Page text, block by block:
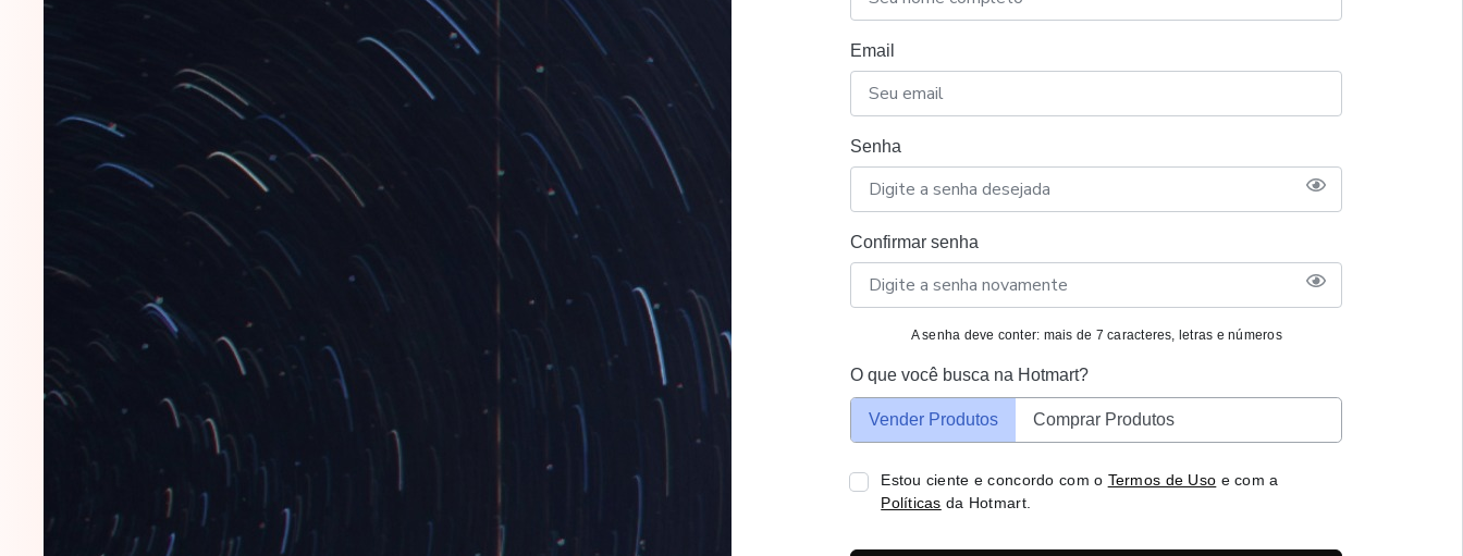
Email
Senha
Confirmar senha
A senha deve conter: mais de 7 caracteres, letras e números
O que você busca na Hotmart?
Vender Produtos Comprar Produtos
Estou ciente e concordo com o Termos de Uso e com a
Políticas da Hotmart.